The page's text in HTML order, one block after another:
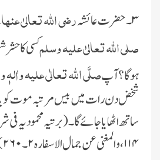
۳۔ حضرت عائشہ
رضی اللہ تعالیٰ عنہا
صلی اللہ تعالیٰ علیہ وسلمکسی کا
ہوگا ؟ آپصلَّی اللہ تعالٰی علیہ
شخض دن رات میں بیس مرتبہ موت کو
۱۱۴، والمغنی عن جمال الاسفارہ ۲۔۲۶۰)